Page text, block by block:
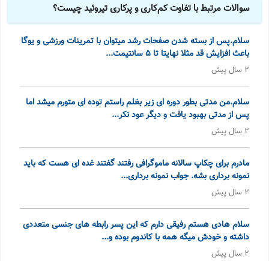
سوالات مرتبط با تفاوت کم‌کاری و پرکاری تیروئید چیست؟
سلام.پس از بسته شدن صفحات رشد میتوان با تمرینات ورزشی و یوگا
باعث افزایش قد مثلا نهایتا تا 5 سانتیمت...
2 سال پیش
سلام.من مدتی بطور دوره ای زیر بغلم راستم توده ای متورم میشد اما
پس از مدتی بهبود یافت و دیگر عود نکر...
2 سال پیش
مادرم برای چکاپ سالانه ماموگرافی رفتند گفتند غده ای هست که باید
نمونه برداری بشه. جواب نمونه برداری...
2 سال پیش
سلام هادی هستم رفیقی دارم که این پسر رابطه های جنسی متعددی
داشته و خودش میگه همه با کاندوم بوده و...
2 سال پیش